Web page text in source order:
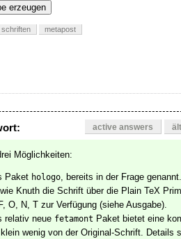
erzeugen
schriften metapost
active answers
Möglichkeiten:
Paket hologo, bereits in der Frage genannt.
Knuth die Schrift über die Plain TeX
O, N, T zur Verfügung (siehe Ausgabe).
relativ neue fetamont Paket bietet eine
wenig von der Original-Schrift. Details